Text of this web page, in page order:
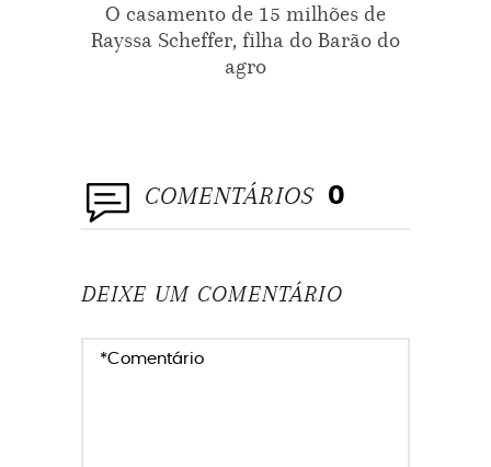
O casamento de 15 milhões de
Rayssa Scheffer, filha do Barão do
agro
COMENTÁRIOS 0
DEIXE UM COMENTÁRIO